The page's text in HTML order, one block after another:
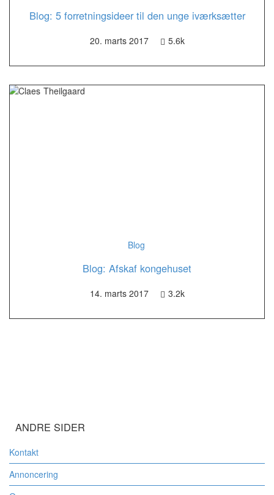
Blog: 5 forretningsideer til den unge iværksætter
20. marts 2017 5.6k
Blog
Blog: Afskaf kongehuset
14. marts 2017 3.2k
ANDRE SIDER
Kontakt
Annoncering